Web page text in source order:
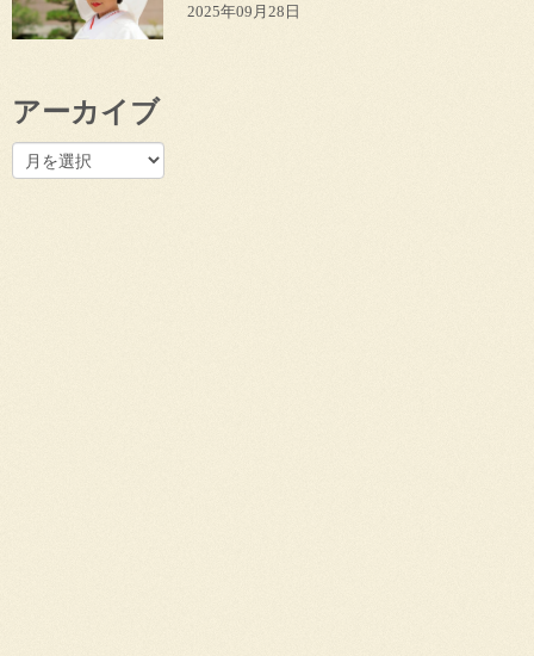
2025年09月28日
アーカイブ